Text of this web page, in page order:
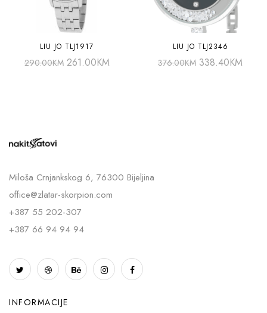
LIU JO TLJ1917
290.00KM 261.00KM
LIU JO TLJ2346
376.00KM 338.40KM
Miloša Crnjankskog 6, 76300 Bijeljina
office@zlatar-skorpion.com
+387 55 202-307
+387 66 94 94 94
INFORMACIJE